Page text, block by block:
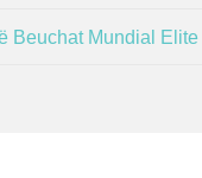
Beuchat Mundial Elite